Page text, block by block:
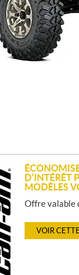
D’INTÉRÊT
MODÈLES
Offre valable
VOIR